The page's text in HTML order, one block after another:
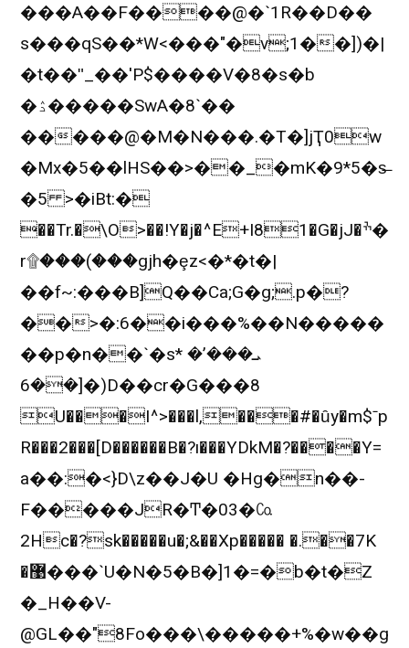
���A��F����@�`1R��D��
s���qS��*W<���"�v;1��])�|
�t��ʺ_��'P$����V�8�s�b
�ۮ�����SwA�8`��
�����@�M�N���.�T�]jҬ0w
�Mx�5��lHS��>��_�mK�9*5�s̶
�5 >�iBt:�
��Tr.�\O>��!Y�j�^E+I81�G�jJ�ׯ�
r۩���(���gjh�ȩz<�*�t�|
��f~:���B]Q��Ca;G�g;.p�?
��>�:6��i���%��N�����
��p�n��`�sܝ���’� *
[��6�)D��cr�G���8
U���I^>���l,���#�ȗy�m$ˉp
R���2���[D������B�?ı���YDkM�?����Y=
a��:�<}D\z��J�U �Hg�n��-
F�����JR�Ͳ�03�㏇
2Hc�?sk�����u�;&��Xp����� �.��7K
�޹���`U�N�5�B�]1�=�b�t�Z
�_H��V-
@GL��"8Fo���\�����+%�w��g